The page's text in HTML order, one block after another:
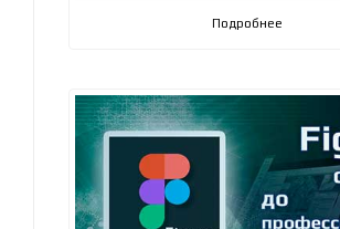
Подробнее